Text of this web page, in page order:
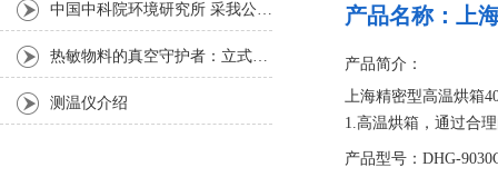
产品名称： 上
产品简介：
上海精密型高温烘箱
1.高温烘箱，通过合
1、工作室采用良好
产品型号：DHG-
中国中科院环境研究所 采我公司仪器300L人工气候箱 实验效果获高度评价
热敏物料的真空守护者：立式真空干燥箱选购指南
测温仪介绍